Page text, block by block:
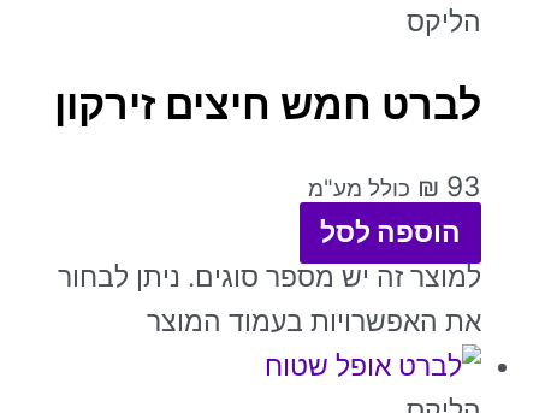
הליקס
לברט חמש חיצים זירקון
₪ 93 כולל מע"מ
הוספה לסל
למוצר זה יש מספר סוגים. ניתן לבחור
את האפשרויות בעמוד המוצר